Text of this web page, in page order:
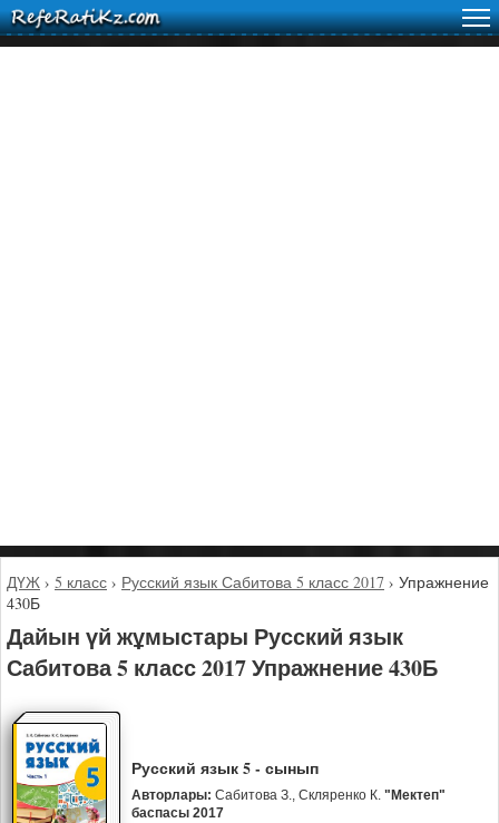
ДҮЖ › 5 класс › Русский язык Сабитова 5 класс 2017 › Упражнение
430Б
Дайын үй жұмыстары Русский язык
Сабитова 5 класс 2017 Упражнение 430Б
Русский язык 5 - сынып
Авторлары: Сабитова З., Скляренко К. "Мектеп"
баспасы 2017